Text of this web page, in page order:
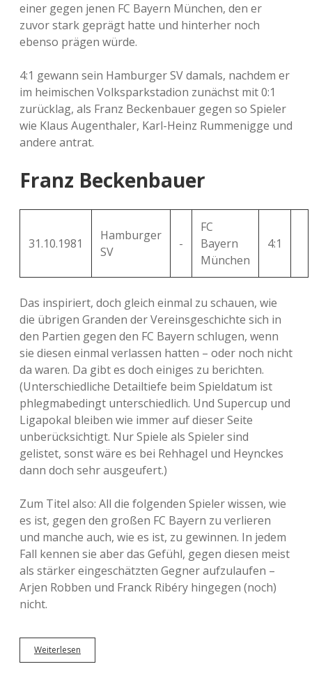
einer gegen jenen FC Bayern München, den er
zuvor stark geprägt hatte und hinterher noch
ebenso prägen würde.
4:1 gewann sein Hamburger SV damals, nachdem er
im heimischen Volksparkstadion zunächst mit 0:1
zurücklag, als Franz Beckenbauer gegen so Spieler
wie Klaus Augenthaler, Karl-Heinz Rummenigge und
andere antrat.
Franz Beckenbauer
31.10.1981
Hamburger
SV
-
FC
Bayern
München
4:1
Das inspiriert, doch gleich einmal zu schauen, wie
die übrigen Granden der Vereinsgeschichte sich in
den Partien gegen den FC Bayern schlugen, wenn
sie diesen einmal verlassen hatten – oder noch nicht
da waren. Da gibt es doch einiges zu berichten.
(Unterschiedliche Detailtiefe beim Spieldatum ist
phlegmabedingt unterschiedlich. Und Supercup und
Ligapokal bleiben wie immer auf dieser Seite
unberücksichtigt. Nur Spiele als Spieler sind
gelistet, sonst wäre es bei Rehhagel und Heynckes
dann doch sehr ausgeufert.)
Zum Titel also: All die folgenden Spieler wissen, wie
es ist, gegen den großen FC Bayern zu verlieren
und manche auch, wie es ist, zu gewinnen. In jedem
Fall kennen sie aber das Gefühl, gegen diesen meist
als stärker eingeschätzten Gegner aufzulaufen –
Arjen Robben und Franck Ribéry hingegen (noch)
nicht.
Weiterlesen
a